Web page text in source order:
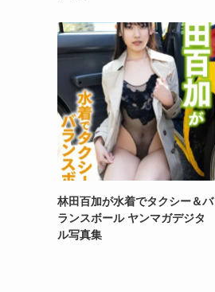
林田百加が水着でタクシー＆バ
ランスボール ヤンマガデジタ
ル写真集